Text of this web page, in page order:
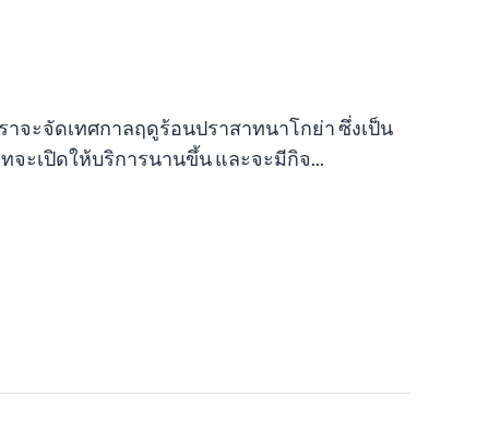
าจะจัดเทศกาลฤดูร้อนปราสาทนาโกย่า ซึ่งเป็น
ะเปิดให้บริการนานขึ้น และจะมีกิจ...